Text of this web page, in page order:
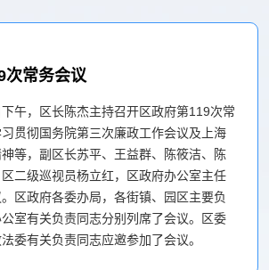
次常务会议
午，区长陈杰主持召开区政府第119次常
贯彻国务院第三次廉政工作会议及上海
等，副区长苏平、王益群、陈筱洁、陈
二级巡视员杨立红，区政府办公室主任
区政府各委办局，各街镇、园区主要负
室有关负责同志分别列席了会议。区委
委有关负责同志应邀参加了会议。